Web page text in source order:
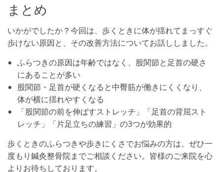
まとめ
いかがでしたか？今回は、歩くときに体が揺れてまっすぐ
歩けない原因と、その改善方法についてお話ししました。
ふらつきの原因は年齢ではなく、股関節と足首の硬さ
にあることが多い
股関節・足首が硬くなると中臀筋が働きにくくなり、
体が横に揺れやすくなる
「股関節の前を伸ばすストレッチ」「足首の背屈スト
レッチ」「片足立ちの練習」の3つが効果的
歩くときのふらつきや歩きにくさでお悩みの方は、ぜひ一
度もり鍼灸整骨院までご相談ください。皆様のご来院を心
よりお待ちしております。